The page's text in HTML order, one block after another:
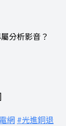
分析影音？
網 #光進銅退